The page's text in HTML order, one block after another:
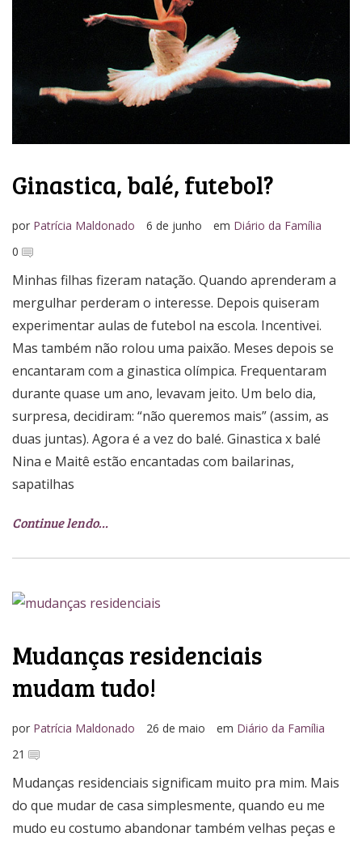
Ginastica, balé, futebol?
por Patrícia Maldonado 6 de junho em Diário da Família
0
Minhas filhas fizeram natação. Quando aprenderam a
mergulhar perderam o interesse. Depois quiseram
experimentar aulas de futebol na escola. Incentivei.
Mas também não rolou uma paixão. Meses depois se
encantaram com a ginastica olímpica. Frequentaram
durante quase um ano, levavam jeito. Um belo dia,
surpresa, decidiram: “não queremos mais” (assim, as
duas juntas). Agora é a vez do balé. Ginastica x balé
Nina e Maitê estão encantadas com bailarinas,
sapatilhas
Continue lendo…
Mudanças residenciais
mudam tudo!
por Patrícia Maldonado 26 de maio em Diário da Família
21
Mudanças residenciais significam muito pra mim. Mais
do que mudar de casa simplesmente, quando eu me
mudo eu costumo abandonar também velhas peças e